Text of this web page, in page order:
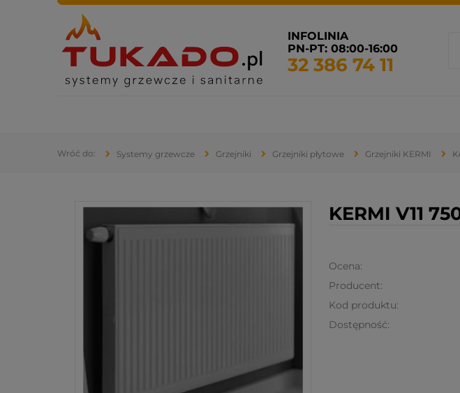
INFOLINIA
PN-PT: 08:00-16:00
32 386 74 11
Systemy grzewcze Grzejniki Grzejniki płytowe Grzejniki KERMI
KERMI V11
Ocena:
Producent:
Kod produktu:
Dostępność: